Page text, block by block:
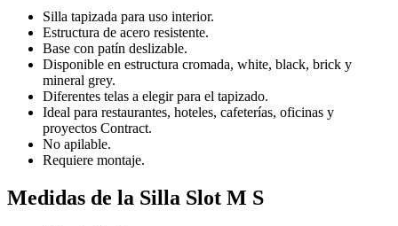
Silla tapizada para uso interior.
Estructura de acero resistente.
Base con patín deslizable.
Disponible en estructura cromada, white, black, brick y
mineral grey.
Diferentes telas a elegir para el tapizado.
Ideal para restaurantes, hoteles, cafeterías, oficinas y
proyectos Contract.
No apilable.
Requiere montaje.
Medidas de la Silla Slot M S